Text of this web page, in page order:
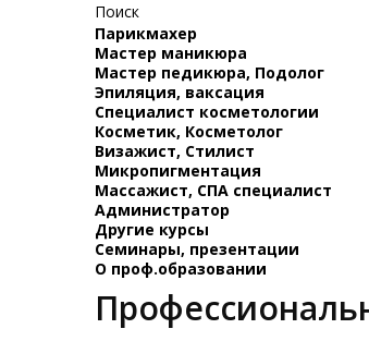
Поиск
Парикмахер
Мастер маникюра
Мастер педикюра, Подолог
Эпиляция, ваксация
Специалист косметологии
Косметик, Косметолог
Визажист, Стилист
Микропигментация
Массажист, СПА специалист
Администратор
Другие курсы
Семинары, презентации
О проф.образовании